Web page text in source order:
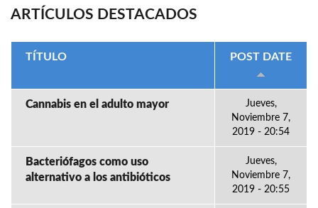
ARTÍCULOS DESTACADOS
TÍTULO POST DATE
Cannabis en el adulto mayor
Jueves,
Noviembre 7,
2019 - 20:54
Bacteriófagos como uso
alternativo a los antibióticos
Jueves,
Noviembre 7,
2019 - 20:55